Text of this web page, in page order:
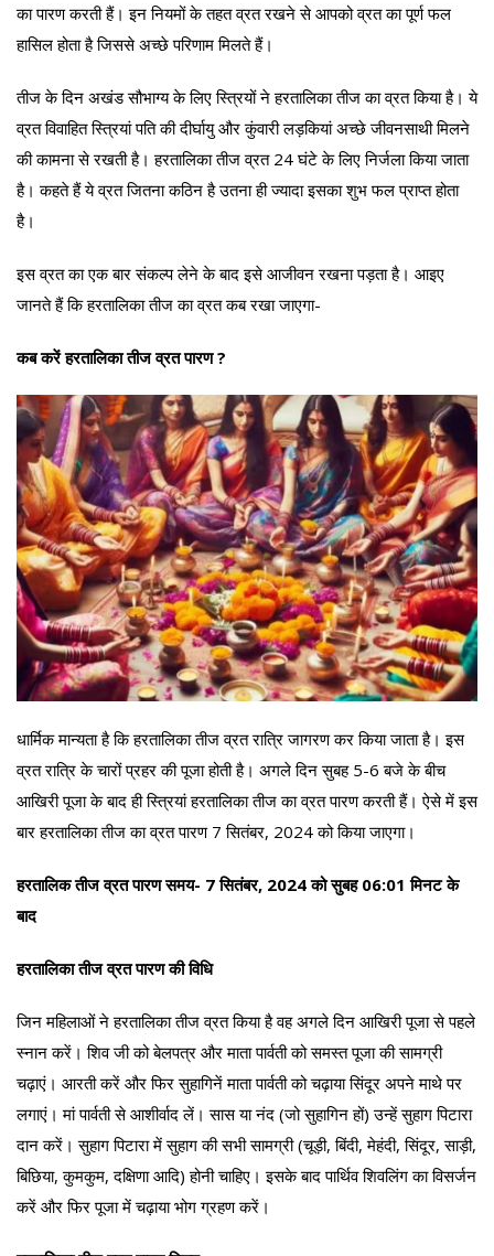
का पारण करती हैं। इन नियमों के तहत व्रत रखने से आपको व्रत का पूर्ण फल
हासिल होता है जिससे अच्छे परिणाम मिलते हैं।
तीज के दिन अखंड सौभाग्य के लिए स्त्रियों ने हरतालिका तीज का व्रत किया है। ये
व्रत विवाहित स्त्रियां पति की दीर्घायु और कुंवारी लड़कियां अच्छे जीवनसाथी मिलने
की कामना से रखती है। हरतालिका तीज व्रत 24 घंटे के लिए निर्जला किया जाता
है। कहते हैं ये व्रत जितना कठिन है उतना ही ज्यादा इसका शुभ फल प्राप्त होता
है।
इस व्रत का एक बार संकल्प लेने के बाद इसे आजीवन रखना पड़ता है। आइए
जानते हैं कि हरतालिका तीज का व्रत कब रखा जाएगा-
कब करें हरतालिका तीज व्रत पारण ?
धार्मिक मान्यता है कि हरतालिका तीज व्रत रात्रि जागरण कर किया जाता है। इस
व्रत रात्रि के चारों प्रहर की पूजा होती है। अगले दिन सुबह 5-6 बजे के बीच
आखिरी पूजा के बाद ही स्त्रियां हरतालिका तीज का व्रत पारण करती हैं। ऐसे में इस
बार हरतालिका तीज का व्रत पारण 7 सितंबर, 2024 को किया जाएगा।
हरतालिक तीज व्रत पारण समय- 7 सितंबर, 2024 को सुबह 06:01 मिनट के
बाद
हरतालिका तीज व्रत पारण की विधि
जिन महिलाओं ने हरतालिका तीज व्रत किया है वह अगले दिन आखिरी पूजा से पहले
स्नान करें। शिव जी को बेलपत्र और माता पार्वती को समस्त पूजा की सामग्री
चढ़ाएं। आरती करें और फिर सुहागिनें माता पार्वती को चढ़ाया सिंदूर अपने माथे पर
लगाएं। मां पार्वती से आशीर्वाद लें। सास या नंद (जो सुहागिन हों) उन्हें सुहाग पिटारा
दान करें। सुहाग पिटारा में सुहाग की सभी सामग्री (चूड़ी, बिंदी, मेहंदी, सिंदूर, साड़ी,
बिछिया, कुमकुम, दक्षिणा आदि) होनी चाहिए। इसके बाद पार्थिव शिवलिंग का विसर्जन
करें और फिर पूजा में चढ़ाया भोग ग्रहण करें।